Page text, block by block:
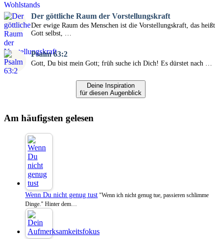
Der göttliche Raum der Vorstellungskraft
Der ewige Raum des Menschen ist die Vorstellungskraft, das heißt
Gott selbst, …
Psalm 63:2
Gott, Du bist mein Gott; früh suche ich Dich! Es dürstet nach …
Deine Inspiration
für diesen Augenblick
Am häufigsten gelesen
Wenn Du nicht genug tust "Wenn ich nicht genug tue, passieren schlimme
Dinge." Hinter dem…